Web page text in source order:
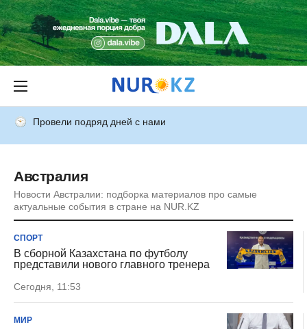
Провели подряд дней с нами
Австралия
Новости Австралии: подборка материалов про самые
актуальные события в стране на NUR.KZ
СПОРТ
В сборной Казахстана по футболу
представили нового главного тренера
Сегодня, 11:53
МИР